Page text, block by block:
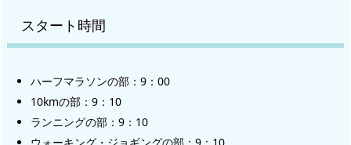
スタート時間
ハーフマラソンの部：9：00
10kmの部：9：10
ランニングの部：9：10